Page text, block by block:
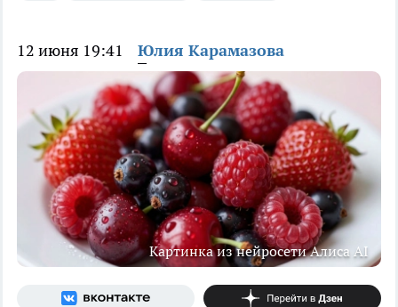
12 июня 19:41 Юлия Карамазова
Картинка из нейросети Алиса AI